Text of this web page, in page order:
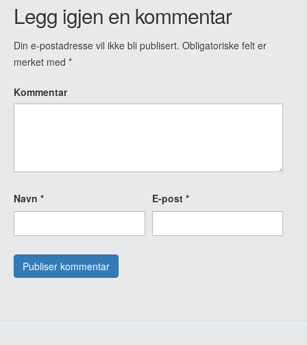
Legg igjen en kommentar
Din e-postadresse vil ikke bli publisert. Obligatoriske felt er
merket med *
Kommentar
Navn * E-post *